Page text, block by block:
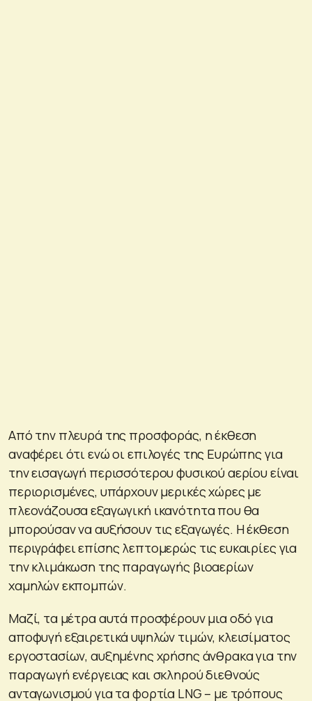
Από την πλευρά της προσφοράς, η έκθεση
αναφέρει ότι ενώ οι επιλογές της Ευρώπης για
την εισαγωγή περισσότερου φυσικού αερίου είναι
περιορισμένες, υπάρχουν μερικές χώρες με
πλεονάζουσα εξαγωγική ικανότητα που θα
μπορούσαν να αυξήσουν τις εξαγωγές. Η έκθεση
περιγράφει επίσης λεπτομερώς τις ευκαιρίες για
την κλιμάκωση της παραγωγής βιοαερίων
χαμηλών εκπομπών.
Μαζί, τα μέτρα αυτά προσφέρουν μια οδό για
αποφυγή εξαιρετικά υψηλών τιμών, κλεισίματος
εργοστασίων, αυξημένης χρήσης άνθρακα για την
παραγωγή ενέργειας και σκληρού διεθνούς
ανταγωνισμού για τα φορτία LNG – με τρόπους